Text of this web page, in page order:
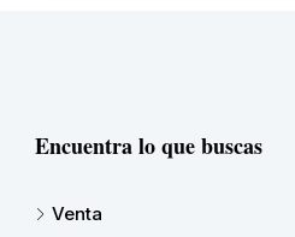
Encuentra lo que buscas
Venta